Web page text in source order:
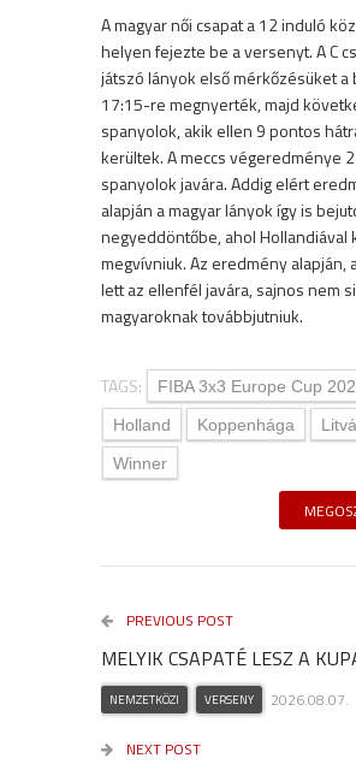
A magyar női csapat a 12 induló
helyen fejezte be a versenyt. A C
játszó lányok első mérkőzésüket a
17:15-re megnyerték, majd
spanyolok, akik ellen 9 pontos
kerültek. A meccs végeredménye
spanyolok javára. Addig elért
alapján a magyar lányok így is
negyeddöntőbe, ahol Hollandiával
megvívniuk. Az eredmény alapján,
lett az ellenfél javára, sajnos nem
magyaroknak továbbjutniuk.
TAGS:
FIBA 3x3 Europe Cup
Holland
Koppenhága
Winner
PREVIOUS POST
MELYIK CSAPATÉ LESZ A
NEMZETKÖZI VERSENY 2026.08.07.
NEXT POST